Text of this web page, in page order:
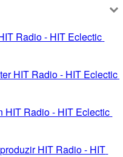
Radio - HIT Eclectic
HIT Radio - HIT Eclectic
HIT Radio - HIT Eclectic
HIT Radio - HIT